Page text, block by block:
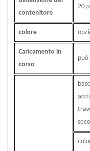
contenitore
20
colore
Caricamento in
corso
può